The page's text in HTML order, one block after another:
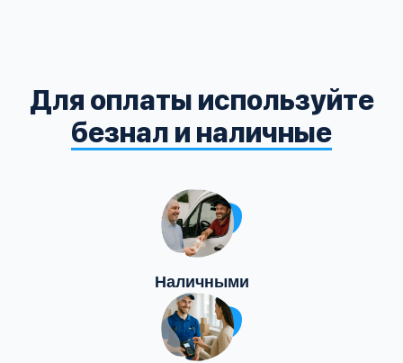
Для оплаты используйте
безнал и наличные
Наличными